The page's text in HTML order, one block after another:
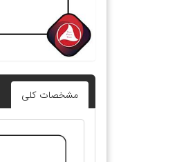
مشخصات کلی